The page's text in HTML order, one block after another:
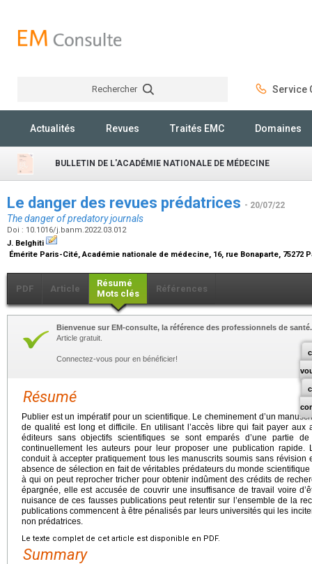
Rechercher Service
Actualités Revues Traités EMC Domaines
BULLETIN DE L'ACADÉMIE NATIONALE DE MÉDECINE
Le danger des revues prédatrices - 20/07/22
The danger of predatory journals
Doi : 10.1016/j.banm.2022.03.012
J. Belghiti
Émérite Paris-Cité, Académie nationale de médecine, 16, rue Bonaparte, 75272
PDF Article
Résumé
Mots clés
Références
Bienvenue sur EM-consulte, la référence des professionnels de santé.
Article gratuit.
Connectez-vous pour en bénéficier!
Résumé
Publier est un impératif pour un scientifique. Le cheminement d’un
de qualité est long et difficile. En utilisant l’accès libre qui fait payer aux
éditeurs sans objectifs scientifiques se sont emparés d’une partie
continuellement les auteurs pour leur proposer une publication rapide.
conduit à accepter pratiquement tous les manuscrits soumis sans
absence de sélection en fait de véritables prédateurs du monde
à qui on peut reprocher tricher pour obtenir indûment des crédits de
épargnée, elle est accusée de couvrir une insuffisance de travail voire
nuisance de ces fausses publications peut retentir sur l’ensemble de la
publications commencent à être pénalisés par leurs universités qui les
non prédatrices.
Le texte complet de cet article est disponible en PDF.
Summary